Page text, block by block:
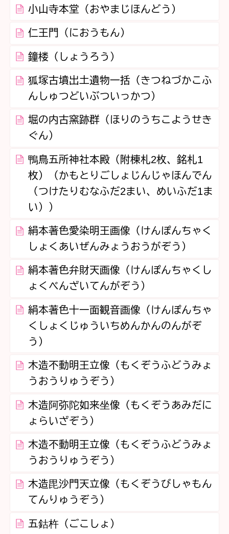
小山寺本堂（おやまじほんどう）
仁王門（におうもん）
鐘楼（しょうろう）
狐塚古墳出土遺物一括（きつねづかこふ
んしゅつどいぶついっかつ）
堀の内古窯跡群（ほりのうちこようせき
ぐん）
鴨鳥五所神社本殿（附棟札2枚、銘札1
枚）（かもとりごしょじんじゃほんでん
（つけたりむなふだ2まい、めいふだ1ま
い））
絹本著色愛染明王画像（けんぽんちゃく
しょくあいぜんみょうおうがぞう）
絹本著色弁財天画像（けんぽんちゃくし
ょくべんざいてんがぞう）
絹本著色十一面観音画像（けんぽんちゃ
くしょくじゅういちめんかんのんがぞ
う）
木造不動明王立像（もくぞうふどうみょ
うおうりゅうぞう）
木造阿弥陀如来坐像（もくぞうあみだに
ょらいざぞう）
木造不動明王立像（もくぞうふどうみょ
うおうりゅうぞう）
木造毘沙門天立像（もくぞうびしゃもん
てんりゅうぞう）
五鈷杵（ごこしょ）